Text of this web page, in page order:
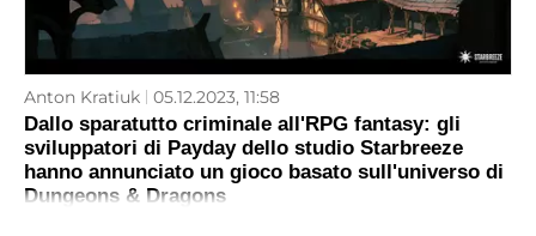
Anton Kratiuk 05.12.2023, 11:58
Dallo sparatutto criminale all'RPG fantasy: gli
sviluppatori di Payday dello studio Starbreeze
hanno annunciato un gioco basato sull'universo di
Dungeons & Dragons